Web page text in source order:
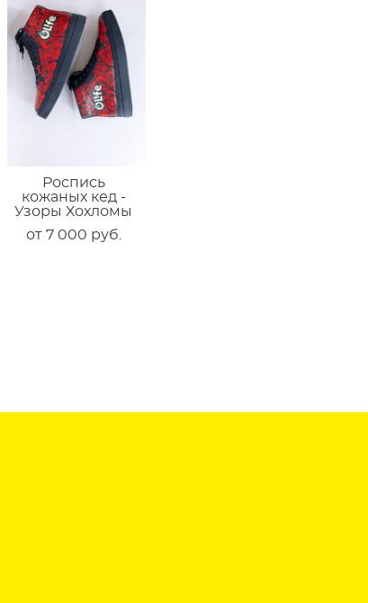
Роспись
кожаных кед -
Узоры Хохломы
от 7 000 pуб.